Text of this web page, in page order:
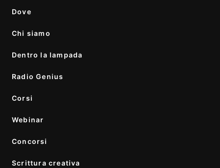
Dove
Chi siamo
Dentro la lampada
Radio Genius
Corsi
Webinar
Concorsi
Scrittura creativa